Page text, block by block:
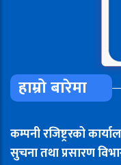
हाम्रो बारेमा
कम्पनी रजिष्ट्ररको
सुचना तथा प्रसारण